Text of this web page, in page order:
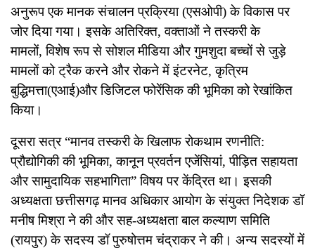
अनुरूप एक मानक संचालन प्रक्रिया (एसओपी) के विकास पर
जोर दिया गया। इसके अतिरिक्त, वक्ताओं ने तस्करी के
मामलों, विशेष रूप से सोशल मीडिया और गुमशुदा बच्चों से जुड़े
मामलों को ट्रैक करने और रोकने में इंटरनेट, कृत्रिम
बुद्धिमत्ता(एआई)और डिजिटल फोरेंसिक की भूमिका को रेखांकित
किया।
दूसरा सत्र “मानव तस्करी के खिलाफ रोकथाम रणनीति:
प्रौद्योगिकी की भूमिका, कानून प्रवर्तन एजेंसियां, पीड़ित सहायता
और सामुदायिक सहभागिता” विषय पर केंद्रित था। इसकी
अध्यक्षता छत्तीसगढ़ मानव अधिकार आयोग के संयुक्त निदेशक डॉ
मनीष मिश्रा ने की और सह-अध्यक्षता बाल कल्याण समिति
(रायपुर) के सदस्य डॉ पुरुषोत्तम चंद्राकर ने की। अन्य सदस्यों में